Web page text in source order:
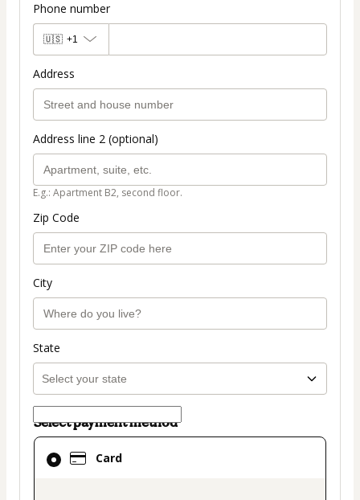
Phone number
🇺🇸 +1
Address
Address line 2 (optional)
E.g.: Apartment B2, second floor.
Zip Code
City
State
Select payment method
Card
Card
selected